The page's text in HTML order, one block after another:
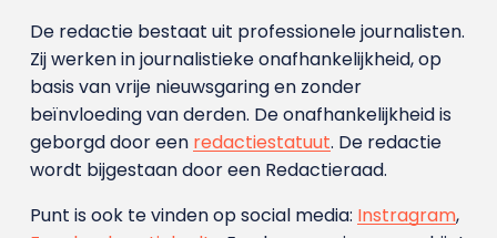
De redactie bestaat uit professionele journalisten.
Zij werken in journalistieke onafhankelijkheid, op
basis van vrije nieuwsgaring en zonder
beïnvloeding van derden. De onafhankelijkheid is
geborgd door een redactiestatuut. De redactie
wordt bijgestaan door een Redactieraad.
Punt is ook te vinden op social media: Instragram,